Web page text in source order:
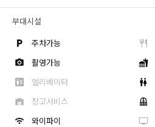
부대시설
주차가능
촬영가능
엘리베이터
창고서비스
와이파이